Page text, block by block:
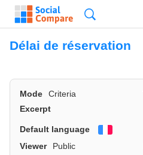
Délai de réservation
Mode Criteria
Excerpt
Default language
Viewer
Public